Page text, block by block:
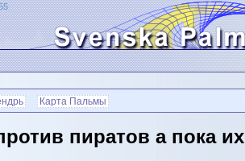
Карта Пальмы
пиратов а пока их